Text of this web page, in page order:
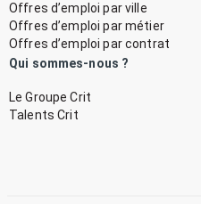
Offres d’emploi par ville
Offres d’emploi par métier
Offres d’emploi par contrat
Qui sommes-nous ?
Le Groupe Crit
Talents Crit